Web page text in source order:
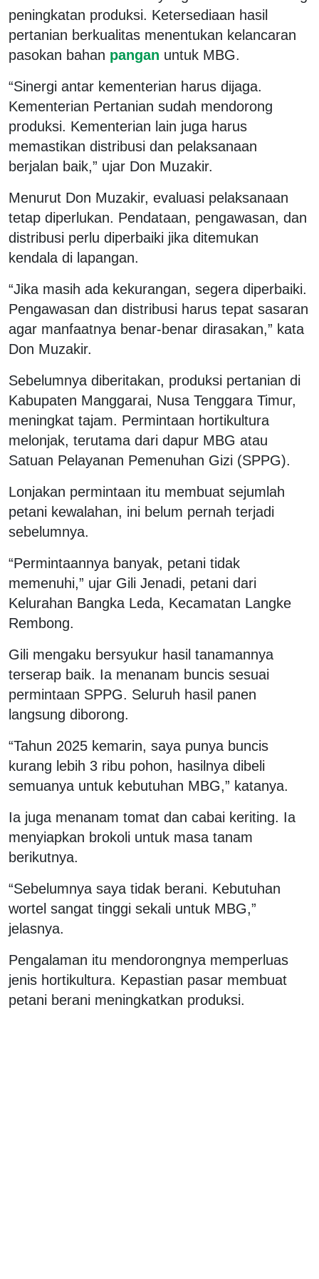
peningkatan produksi. Ketersediaan hasil
pertanian berkualitas menentukan kelancaran
pasokan bahan pangan untuk MBG.
“Sinergi antar kementerian harus dijaga.
Kementerian Pertanian sudah mendorong
produksi. Kementerian lain juga harus
memastikan distribusi dan pelaksanaan
berjalan baik,” ujar Don Muzakir.
Menurut Don Muzakir, evaluasi pelaksanaan
tetap diperlukan. Pendataan, pengawasan, dan
distribusi perlu diperbaiki jika ditemukan
kendala di lapangan.
“Jika masih ada kekurangan, segera diperbaiki.
Pengawasan dan distribusi harus tepat sasaran
agar manfaatnya benar-benar dirasakan,” kata
Don Muzakir.
Sebelumnya diberitakan, produksi pertanian di
Kabupaten Manggarai, Nusa Tenggara Timur,
meningkat tajam. Permintaan hortikultura
melonjak, terutama dari dapur MBG atau
Satuan Pelayanan Pemenuhan Gizi (SPPG).
Lonjakan permintaan itu membuat sejumlah
petani kewalahan, ini belum pernah terjadi
sebelumnya.
“Permintaannya banyak, petani tidak
memenuhi,” ujar Gili Jenadi, petani dari
Kelurahan Bangka Leda, Kecamatan Langke
Rembong.
Gili mengaku bersyukur hasil tanamannya
terserap baik. Ia menanam buncis sesuai
permintaan SPPG. Seluruh hasil panen
langsung diborong.
“Tahun 2025 kemarin, saya punya buncis
kurang lebih 3 ribu pohon, hasilnya dibeli
semuanya untuk kebutuhan MBG,” katanya.
Ia juga menanam tomat dan cabai keriting. Ia
menyiapkan brokoli untuk masa tanam
berikutnya.
“Sebelumnya saya tidak berani. Kebutuhan
wortel sangat tinggi sekali untuk MBG,”
jelasnya.
Pengalaman itu mendorongnya memperluas
jenis hortikultura. Kepastian pasar membuat
petani berani meningkatkan produksi.